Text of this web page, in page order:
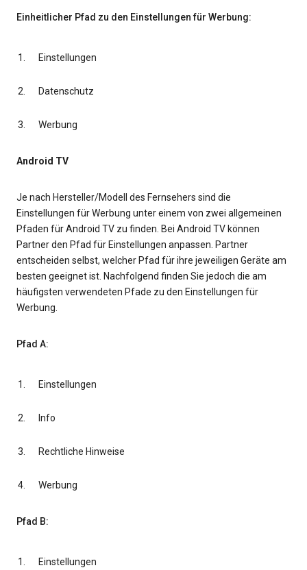
Einheitlicher Pfad zu den Einstellungen für Werbung:
Einstellungen
Datenschutz
Werbung
Android TV
Je nach Hersteller/Modell des Fernsehers sind die
Einstellungen für Werbung unter einem von zwei allgemeinen
Pfaden für Android TV zu finden. Bei Android TV können
Partner den Pfad für Einstellungen anpassen. Partner
entscheiden selbst, welcher Pfad für ihre jeweiligen Geräte am
besten geeignet ist. Nachfolgend finden Sie jedoch die am
häufigsten verwendeten Pfade zu den Einstellungen für
Werbung.
Pfad A:
Einstellungen
Info
Rechtliche Hinweise
Werbung
Pfad B:
Einstellungen